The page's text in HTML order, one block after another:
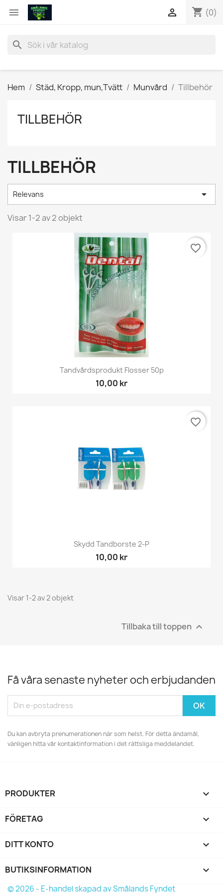
 shopping_cart (0)

search
Hem Städ, Kropp, mun,Tvätt Munvård Tillbehör
TILLBEHÖR
TILLBEHÖR
Relevans 
Visar 1-2 av 2 objekt
Tandvårdsprodukt Flosser 50p
10,00 kr
favorite_border
Skydd Tandborste 2-P
10,00 kr
favorite_border
Visar 1-2 av 2 objekt
Tillbaka till toppen 
Få våra senaste nyheter och erbjudanden
Du kan avbryta prenumerationen när som helst. För detta ändamål,
vänligen hitta vår kontaktinformation i det rättsliga meddelandet.
PRODUKTER 
FÖRETAG 
DITT KONTO 
BUTIKSINFORMATION keyboard_arrow_down
© 2026 - E-handel skapad av Smålands Fyndet